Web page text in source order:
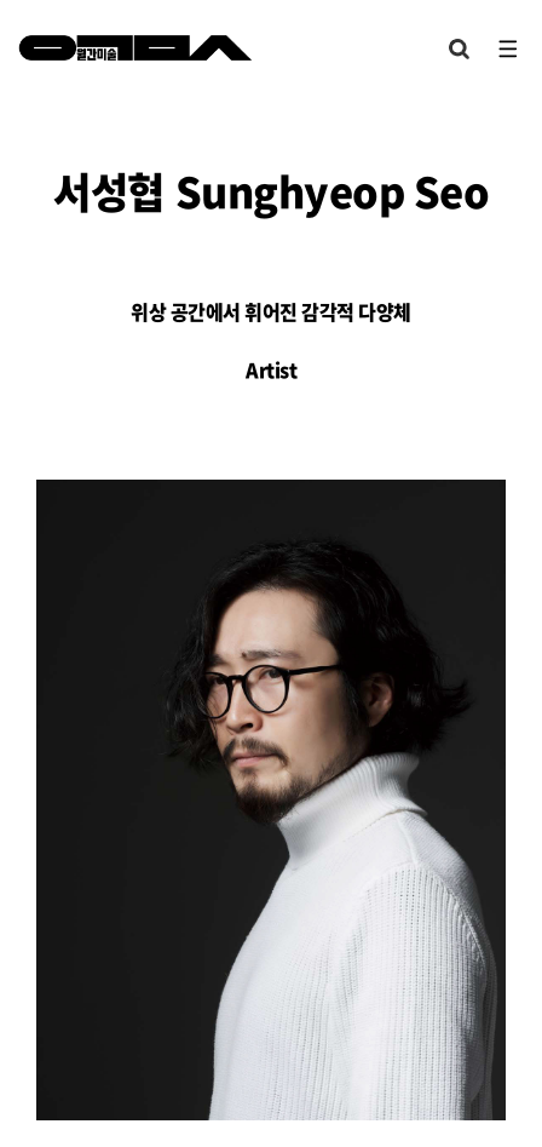
서성협 Sunghyeop Seo
위상 공간에서 휘어진 감각적 다양체
Artist